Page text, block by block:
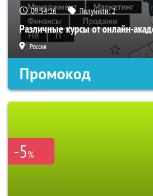
09:54:16 Получили:2
Различные курсы от онлайн-
Россия
Промокод
-5%